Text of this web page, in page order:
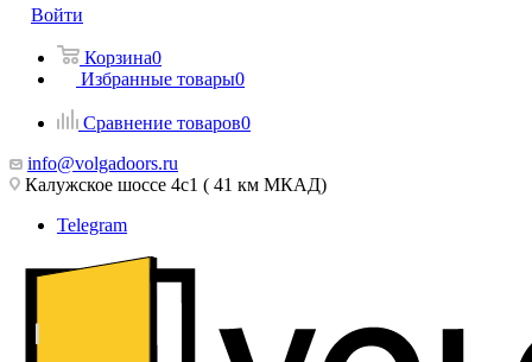
Войти
Корзина0
Избранные товары0
Сравнение товаров0
info@volgadoors.ru
Калужское шоссе 4с1 ( 41 км МКАД)
Telegram